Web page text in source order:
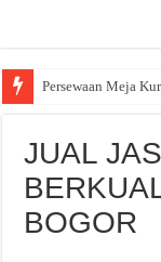
Persewaan Meja
Sewa Bangku
JUAL
BOGOR